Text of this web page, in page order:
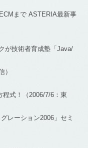
まで ASTERIA最新事
が技術者育成塾「Java/
程式！（2006/7/6：東
レーション2006」セミ